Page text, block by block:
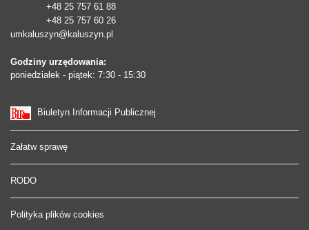
+48 25 757 61 88
+48 25 757 60 26
umkaluszyn@kaluszyn.pl
Godziny urzędowania:
poniedziałek - piątek: 7:30 - 15:30
Biuletyn Informacji Publicznej
Załatw sprawę
RODO
Polityka plików cookies